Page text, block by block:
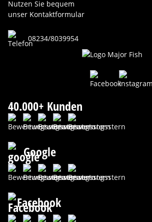
Nutzen Sie bequem
unser Kontaktformular
08234/8039954
40.000+ Kunden
Google
Facebook